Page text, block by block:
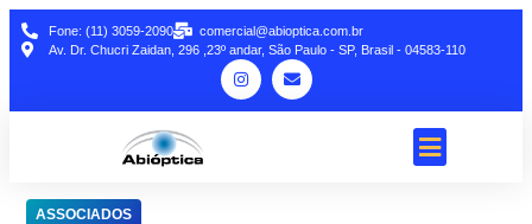
Fone: (11) 3059-2090
comercial@abioptica.com.br
Av. Dr. Chucri Zaidan, 296 ,23º andar, São Paulo - SP, Brasil - 04583-110
ASSOCIADOS